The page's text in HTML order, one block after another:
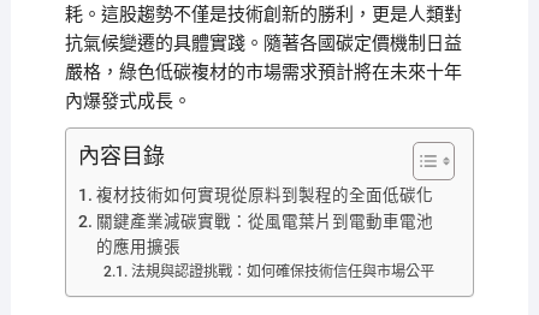
耗。這股趨勢不僅是技術創新的勝利，更是人類對
抗氣候變遷的具體實踐。隨著各國碳定價機制日益
嚴格，綠色低碳複材的市場需求預計將在未來十年
內爆發式成長。
內容目錄
複材技術如何實現從原料到製程的全面低碳化
關鍵產業減碳實戰：從風電葉片到電動車電池
的應用擴張
法規與認證挑戰：如何確保技術信任與市場公平